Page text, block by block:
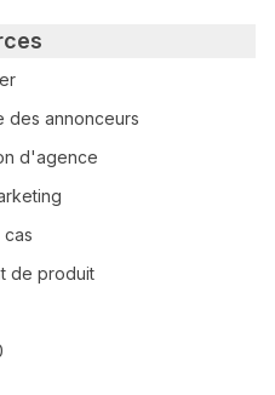
des annonceurs
d'agence
cas
de produit